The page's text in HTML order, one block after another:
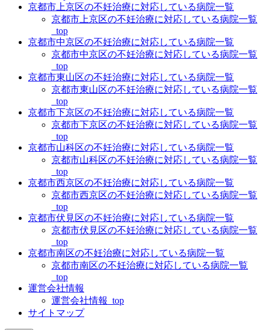
京都市上京区の不妊治療に対応している病院一覧
京都市上京区の不妊治療に対応している病院一覧
_top
京都市中京区の不妊治療に対応している病院一覧
京都市中京区の不妊治療に対応している病院一覧
_top
京都市東山区の不妊治療に対応している病院一覧
京都市東山区の不妊治療に対応している病院一覧
_top
京都市下京区の不妊治療に対応している病院一覧
京都市下京区の不妊治療に対応している病院一覧
_top
京都市山科区の不妊治療に対応している病院一覧
京都市山科区の不妊治療に対応している病院一覧
_top
京都市西京区の不妊治療に対応している病院一覧
京都市西京区の不妊治療に対応している病院一覧
_top
京都市伏見区の不妊治療に対応している病院一覧
京都市伏見区の不妊治療に対応している病院一覧
_top
京都市南区の不妊治療に対応している病院一覧
京都市南区の不妊治療に対応している病院一覧
_top
運営会社情報
運営会社情報_top
サイトマップ